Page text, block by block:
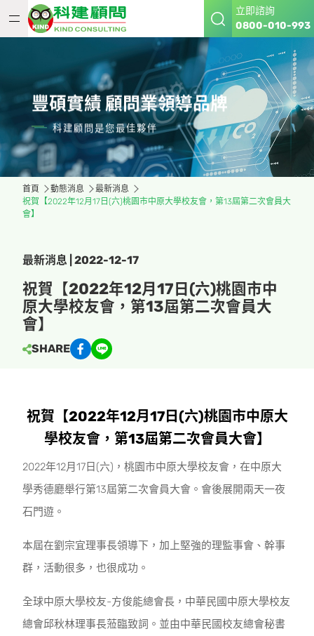
立即諮詢
0800-010-993
豐碩實績 顧問業領導品牌
科建顧問是您最佳夥伴
首頁 動態消息
最新消息
祝賀【2022年12月17日(六)桃園市中原大學校友會，第13屆第二次會員大
會】
最新消息 | 2022-12-17
祝賀【2022年12月17日(六)桃園市中
原大學校友會，第13屆第二次會員大
會】
SHARE
祝賀【2022年12月17日(六)桃園市中原大
學校友會，第13屆第二次會員大會】
2022年12月17日(六)，桃園市中原大學校友會，在中原大
學秀德廳舉行第13屆第二次會員大會。會後展開兩天一夜
石門遊。
本屆在劉宗宜理事長領導下，加上堅強的理監事會、幹事
群，活動很多，也很成功。
全球中原大學校友-方俊能總會長，中華民國中原大學校友
總會邱秋林理事長蒞臨致詞。並由中華民國校友總會秘書